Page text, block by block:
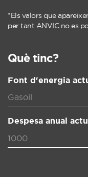
*Els valors que
per tant ANVIC no es
Què tinc?
Font d'energia
Gasoil
Despesa anual